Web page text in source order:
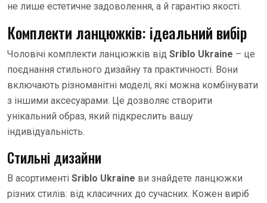
не лише естетичне задоволення, а й гарантію якості.
Комплекти ланцюжків: ідеальний вибір
Чоловічі комплекти ланцюжків від Sriblo Ukraine – це
поєднання стильного дизайну та практичності. Вони
включають різноманітні моделі, які можна комбінувати
з іншими аксесуарами. Це дозволяє створити
унікальний образ, який підкреслить вашу
індивідуальність.
Стильні дизайни
В асортименті Sriblo Ukraine ви знайдете ланцюжки
різних стилів: від класичних до сучасних. Кожен виріб